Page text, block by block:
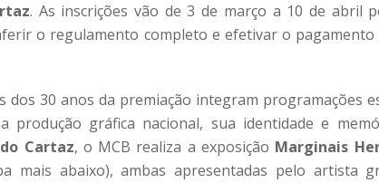
. As inscrições vão de 3 de março a 10 de abril
o regulamento completo e efetivar o pagamento
dos 30 anos da premiação integram programações
produção gráfica nacional, sua identidade e
Cartaz, o MCB realiza a exposição Marginais
mais abaixo), ambas apresentadas pelo artista